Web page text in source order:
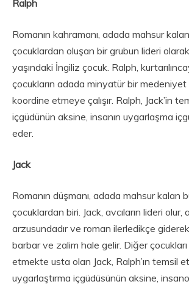
Ralph
Romanın kahramanı, adada mahsur
çocuklardan oluşan bir grubun lideri
yaşındaki İngiliz çocuk. Ralph,
çocukların adada minyatür bir medeniyet
koordine etmeye çalışır. Ralph, Jack’in
içgüdünün aksine, insanın uygarlaşma
eder.
Jack
Romanın düşmanı, adada mahsur kalan
çocuklardan biri. Jack, avcıların lideri
arzusundadır ve roman ilerledikçe
barbar ve zalim hale gelir. Diğer
etmekte usta olan Jack, Ralph’ın temsil
uygarlaştırma içgüdüsünün aksine,